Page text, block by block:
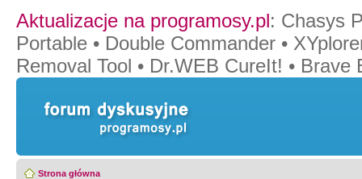
Aktualizacje na programosy.pl: Chasys
Portable • Double Commander •
Removal Tool • Dr.WEB CureIt! • Brave
Strona główna